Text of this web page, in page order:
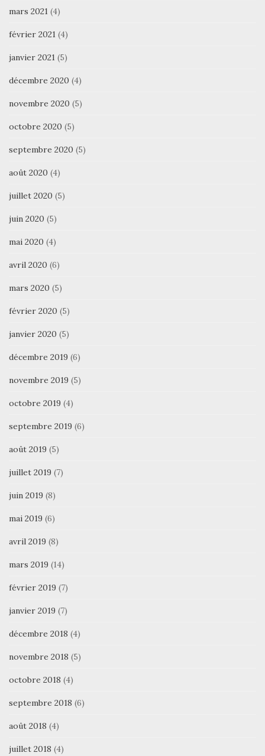
mars 2021 (4)
février 2021 (4)
janvier 2021 (5)
décembre 2020 (4)
novembre 2020 (5)
octobre 2020 (5)
septembre 2020 (5)
août 2020 (4)
juillet 2020 (5)
juin 2020 (5)
mai 2020 (4)
avril 2020 (6)
mars 2020 (5)
février 2020 (5)
janvier 2020 (5)
décembre 2019 (6)
novembre 2019 (5)
octobre 2019 (4)
septembre 2019 (6)
août 2019 (5)
juillet 2019 (7)
juin 2019 (8)
mai 2019 (6)
avril 2019 (8)
mars 2019 (14)
février 2019 (7)
janvier 2019 (7)
décembre 2018 (4)
novembre 2018 (5)
octobre 2018 (4)
septembre 2018 (6)
août 2018 (4)
juillet 2018 (4)